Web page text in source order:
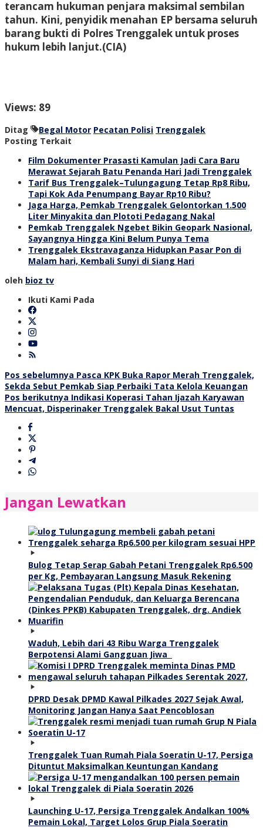
terancam hukuman penjara maksimal sembilan
tahun. Kini, penyidik menahan EP bersama seluruh
barang bukti di Polres Trenggalek untuk proses
hukum lebih lanjut.(CIA)
Views: 89
Ditag Begal Motor Pecatan Polisi Trenggalek
Posting Terkait
Film Dokumenter Prasasti Kamulan Jadi Cara Baru
Merawat Sejarah Batu Penanda Hari Jadi Trenggalek
Tarif Bus Trenggalek–Tulungagung Tetap Rp8 Ribu,
Tapi Kok Ada Penumpang Bayar Rp10 Ribu?
Jaga Harga, Pemkab Trenggalek Gelontorkan 1.500
Liter Minyakita dan Plototi Pedagang Nakal
Pemkab Trenggalek Ngebet Bikin Geopark Nasional,
Sayangnya Hingga Kini Belum Punya Tema
Trenggalek Ekstravaganza Hidupkan Pasar Pon di
Malam hari, Kembali Sunyi di Siang Hari
oleh bioz tv
Ikuti Kami Pada
Navigasi
pos
Pos sebelumnya Pasca KPK Buka Rapor Merah Trenggalek,
Sekda Sebut Pemkab Siap Perbaiki Tata Kelola Keuangan
Pos berikutnya Indikasi Koperasi Tahan Ijazah Karyawan
Mencuat, Disperinaker Trenggalek Bakal Usut Tuntas
Jangan Lewatkan
Bulog Tetap Serap Gabah Petani Trenggalek Rp6.500
per Kg, Pembayaran Langsung Masuk Rekening
Waduh, Lebih dari 43 Ribu Warga Trenggalek
Berpotensi Alami Gangguan Jiwa
DPRD Desak DPMD Kawal Pilkades 2027 Sejak Awal,
Monitoring Jangan Hanya Saat Pencoblosan
Trenggalek Tuan Rumah Piala Soeratin U-17, Persiga
Dituntut Maksimalkan Keuntungan Kandang
Launching U-17, Persiga Trenggalek Andalkan 100%
Pemain Lokal, Target Lolos Grup Piala Soeratin